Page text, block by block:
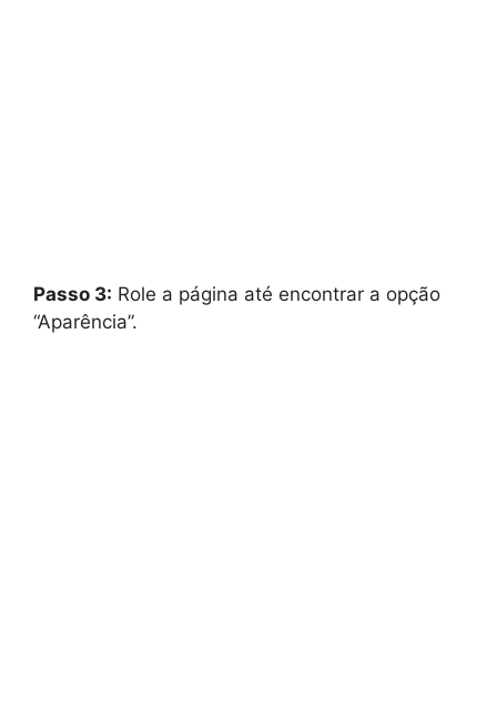
Passo 3: Role a página até encontrar a opção
“Aparência”.